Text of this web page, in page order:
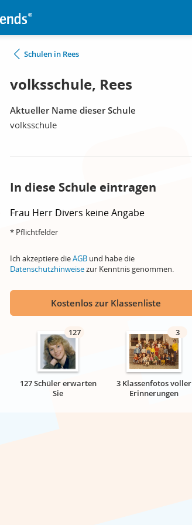
Schulen in Rees
volksschule, Rees
Aktueller Name dieser Schule
volksschule
In diese Schule eintragen
Frau Herr Divers keine Angabe
* Pflichtfelder
Ich akzeptiere dieAGB und habe die
Datenschutzhinweisezur Kenntnis genommen.
Kostenlos zur Klassenliste
127
127 Schüler erwarten
Sie
3
3 Klassenfotos voller
Erinnerungen